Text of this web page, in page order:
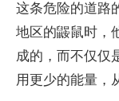
这条危险的道路
地区的鼹鼠时，
成的，而不仅仅
用更少的能量，